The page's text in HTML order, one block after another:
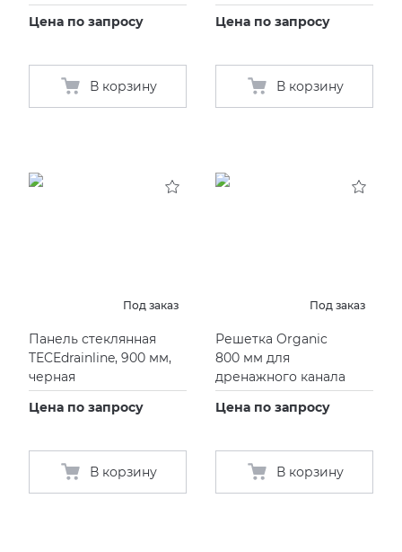
Цена по запросу
В корзину
Цена по запросу
В корзину
Под заказ
Панель стеклянная
TECEdrainline, 900 мм,
черная
Цена по запросу
В корзину
Под заказ
Решетка Organic
800 мм для
дренажного канала
Цена по запросу
В корзину